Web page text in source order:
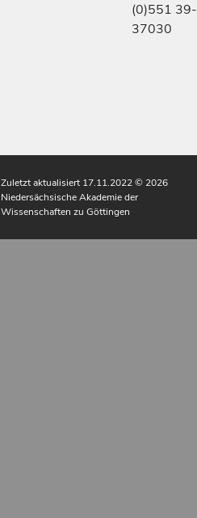
(0)551 39-
37030
Zuletzt aktualisiert 17.11.2022© 2026
Niedersächsische Akademie der
Wissenschaften zu Göttingen